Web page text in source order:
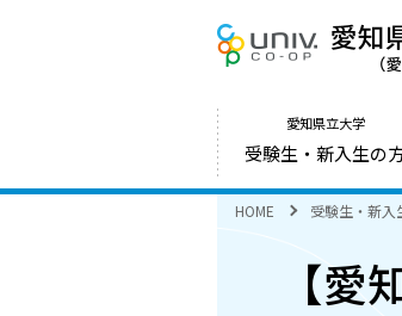
愛知県立大学
受験生・新入生の
HOME 受験生・新入
【